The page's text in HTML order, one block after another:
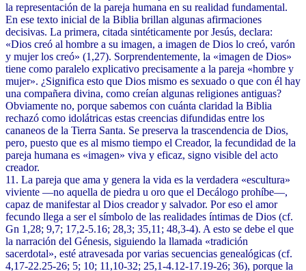
la representación de la pareja humana en su realidad fundamental.
En ese texto inicial de la Biblia brillan algunas afirmaciones
decisivas. La primera, citada sintéticamente por Jesús, declara:
«Dios creó al hombre a su imagen, a imagen de Dios lo creó, varón
y mujer los creó» (1,27). Sorprendentemente, la «imagen de Dios»
tiene como paralelo explicativo precisamente a la pareja «hombre y
mujer». ¿Significa esto que Dios mismo es sexuado o que con él hay
una compañera divina, como creían algunas religiones antiguas?
Obviamente no, porque sabemos con cuánta claridad la Biblia
rechazó como idolátricas estas creencias difundidas entre los
cananeos de la Tierra Santa. Se preserva la trascendencia de Dios,
pero, puesto que es al mismo tiempo el Creador, la fecundidad de la
pareja humana es «imagen» viva y eficaz, signo visible del acto
creador.
11. La pareja que ama y genera la vida es la verdadera «escultura»
viviente —no aquella de piedra u oro que el Decálogo prohíbe—,
capaz de manifestar al Dios creador y salvador. Por eso el amor
fecundo llega a ser el símbolo de las realidades íntimas de Dios (cf.
Gn 1,28; 9,7; 17,2-5.16; 28,3; 35,11; 48,3-4). A esto se debe el que
la narración del Génesis, siguiendo la llamada «tradición
sacerdotal», esté atravesada por varias secuencias genealógicas (cf.
4,17-22.25-26; 5; 10; 11,10-32; 25,1-4.12-17.19-26; 36), porque la